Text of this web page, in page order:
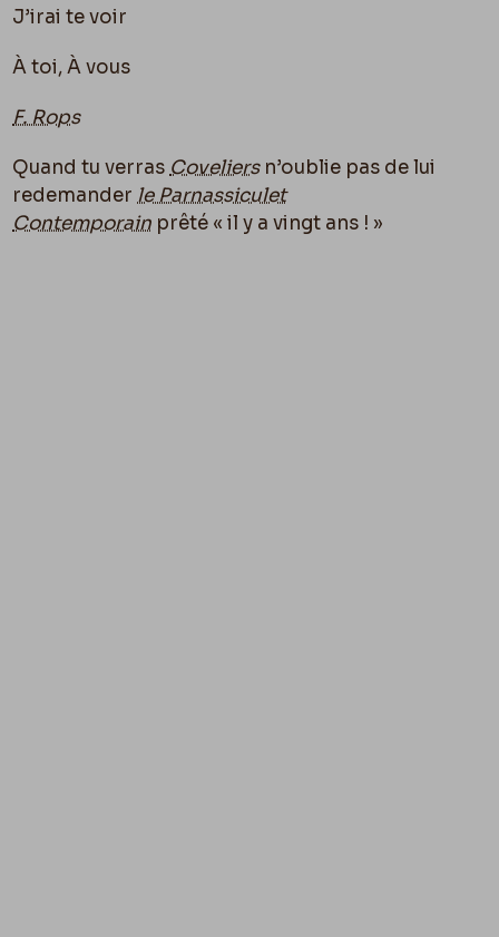
J’irai te voir
À toi, À vous
F. Rops
Quand tu verras Coveliersn’oublie pas de lui
redemander le Parnassiculet
Contemporain prêté « il y a vingt ans ! »